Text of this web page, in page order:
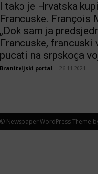
I tako je Hrvatska
Francuske. François
„Dok sam ja
Francuske, francuski
pucati na srpskoga
Braniteljski portal 26.11.2021
© Newspaper WordPress Theme